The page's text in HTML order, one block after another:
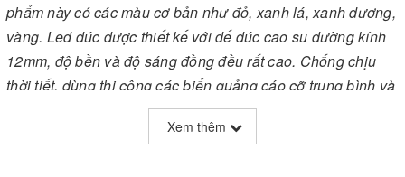
phẩm này có các màu cơ bản như đỏ, xanh lá, xanh dương,
vàng. Led đúc được thiết kế với đế đúc cao su đường kính
12mm, độ bền và độ sáng đồng đều rất cao. Chống chịu
thời tiết, dùng thi công các biển quảng cáo cỡ trung bình và
lớn, thi công rất nhanh và tiện lợi. Thời gian thi công sẽ rút
ngắn đi do các bóng được đấu sẵn dây bạn chỉ việc cắm
Xem thêm